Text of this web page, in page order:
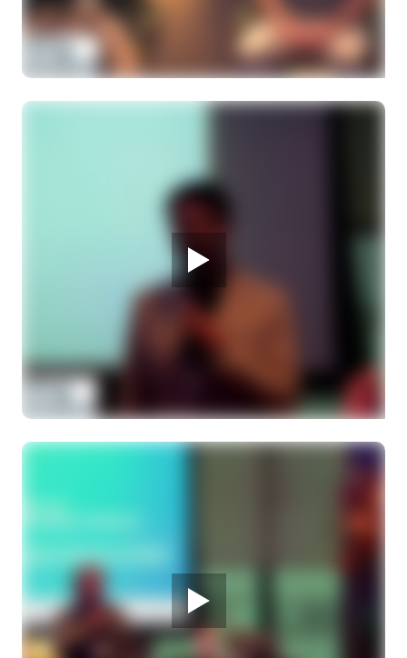
28 MAART 2026
Melanoom Infodag
behandelmogelijkheden
Dr. N, Brouwer, oncologisch oogarts en
drs M. Marinkovic, oogarts
28 MAART 2026
Melanoom Infodag
van uveamelanoom
Dr. D. Mohabati, oogarts